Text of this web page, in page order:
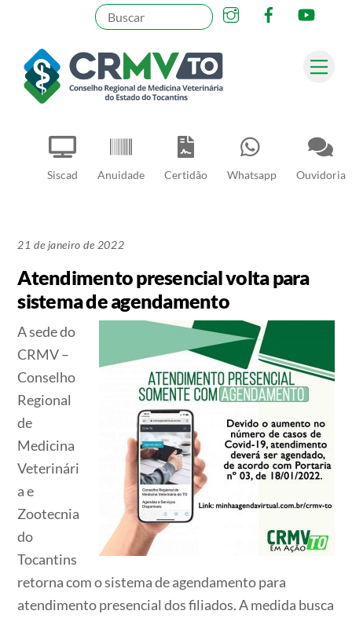
content
Siscad Anuidade Certidão Whatsapp Ouvidoria
InstagramFacebook
Pesquisar
21 de janeiro de 2022
Atendimento presencial volta para
sistema de agendamento
A sede do
CRMV –
Conselho
Regional
de
Medicina
Veterinári
a e
Zootecnia
do
Tocantins
retorna com o sistema de agendamento para
atendimento presencial dos filiados. A medida busca